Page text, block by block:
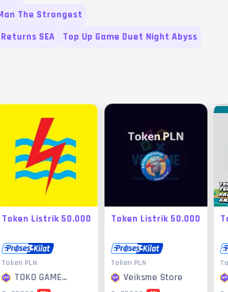
The Strongest
SEA
Top Up Game Duet Night Abyss
Token Listrik 50.000
Token PLN
TOKO GAME
Token Listrik 50.000
Token PLN
Veiksme Store